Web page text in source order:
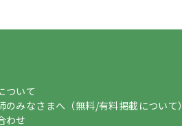
ついて
のみなさまへ（無料/有料掲載について）
わせ